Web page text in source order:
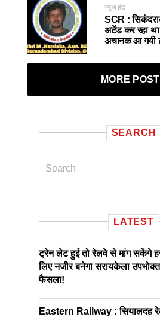
न्यूज हंट
SCR :
अटेंड कर रहा
अचानक आ गयी
MORE
SEARCH
LATEST
ट्रेन लेट हुई तो रेलवे से मांग सकेंगे
लिए नजीर बनेगा सरायकेला
फैसला!
Eastern Railway : सियालदह